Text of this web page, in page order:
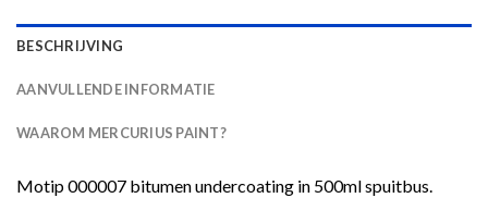
BESCHRIJVING
AANVULLENDE INFORMATIE
WAAROM MERCURIUS PAINT?
Motip 000007 bitumen undercoating in 500ml spuitbus.